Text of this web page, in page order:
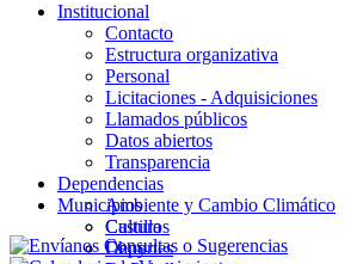
Institucional
Contacto
Estructura organizativa
Personal
Licitaciones - Adquisiciones
Llamados públicos
Datos abiertos
Transparencia
Dependencias
Ambiente y Cambio Climático
Cultura
Deportes
Municipios
Castillos
Chuy